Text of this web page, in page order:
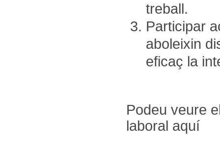
treball.
Participar
aboleixin
eficaç la
Podeu veure
laboral aquí